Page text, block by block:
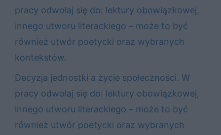
pracy odwołaj się do: lektury obowiązkowej,
innego utworu literackiego – może to być
również utwór poetycki oraz wybranych
kontekstów.
Decyzja jednostki a życie społeczności. W
pracy odwołaj się do: lektury obowiązkowej,
innego utworu literackiego – może to być
również utwór poetycki oraz wybranych